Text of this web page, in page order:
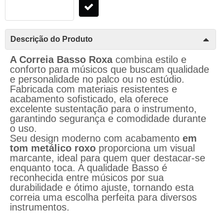
Descrição do Produto
A Correia Basso Roxa combina estilo e
conforto para músicos que buscam qualidade
e personalidade no palco ou no estúdio.
Fabricada com materiais resistentes e
acabamento sofisticado, ela oferece
excelente sustentação para o instrumento,
garantindo segurança e comodidade durante
o uso.
Seu design moderno com acabamento em
tom metálico roxo proporciona um visual
marcante, ideal para quem quer destacar-se
enquanto toca. A qualidade Basso é
reconhecida entre músicos por sua
durabilidade e ótimo ajuste, tornando esta
correia uma escolha perfeita para diversos
instrumentos.